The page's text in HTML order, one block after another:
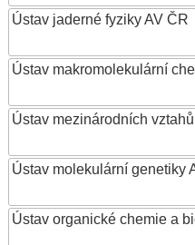
Ústav jaderné fyziky AV ČR
Ústav makromolekulární
Ústav mezinárodních vztahů
Ústav molekulární genetiky
Ústav organické chemie a